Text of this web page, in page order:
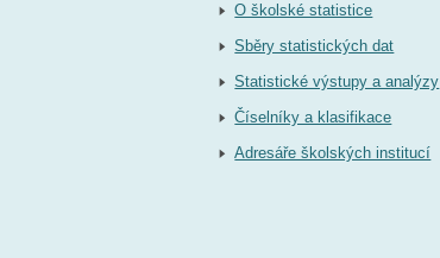
O školské statistice
Sběry statistických dat
Statistické výstupy a analýzy
Číselníky a klasifikace
Adresáře školských institucí